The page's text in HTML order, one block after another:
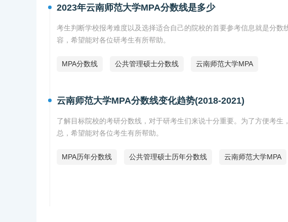
2023年云南师范大学MPA分数线是多少
考生判断学校报考难度以及选择适合自己的院校的首要参考信息就是分
容，希望能对各位研考生有所帮助。
MPA分数线 公共管理硕士分数线 云南师范大学MPA
云南师范大学MPA分数线变化趋势(2018-2021)
了解目标院校的考研分数线，对于研考生们来说十分重要。为了方便考
总，希望能对各位考生有所帮助。
MPA历年分数线 公共管理硕士历年分数线 云南师范大学MPA